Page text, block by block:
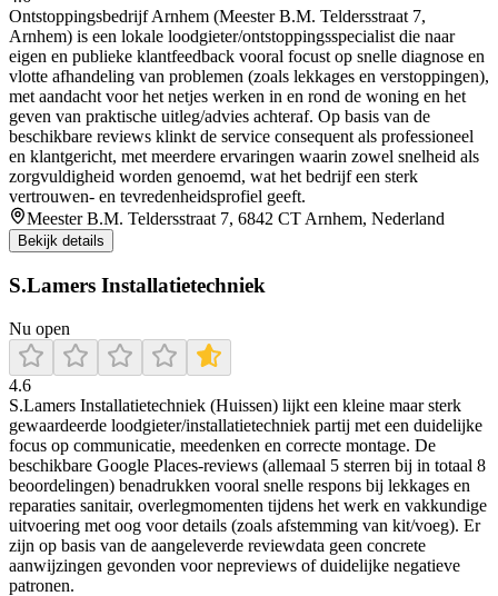
Ontstoppingsbedrijf Arnhem (Meester B.M. Teldersstraat 7,
Arnhem) is een lokale loodgieter/ontstoppingsspecialist die naar
eigen en publieke klantfeedback vooral focust op snelle diagnose en
vlotte afhandeling van problemen (zoals lekkages en verstoppingen),
met aandacht voor het netjes werken in en rond de woning en het
geven van praktische uitleg/advies achteraf. Op basis van de
beschikbare reviews klinkt de service consequent als professioneel
en klantgericht, met meerdere ervaringen waarin zowel snelheid als
zorgvuldigheid worden genoemd, wat het bedrijf een sterk
vertrouwen- en tevredenheidsprofiel geeft.
Meester B.M. Teldersstraat 7, 6842 CT Arnhem, Nederland
Bekijk details
S.Lamers Installatietechniek
Nu open
4.6
S.Lamers Installatietechniek (Huissen) lijkt een kleine maar sterk
gewaardeerde loodgieter/installatietechniek partij met een duidelijke
focus op communicatie, meedenken en correcte montage. De
beschikbare Google Places-reviews (allemaal 5 sterren bij in totaal 8
beoordelingen) benadrukken vooral snelle respons bij lekkages en
reparaties sanitair, overlegmomenten tijdens het werk en vakkundige
uitvoering met oog voor details (zoals afstemming van kit/voeg). Er
zijn op basis van de aangeleverde reviewdata geen concrete
aanwijzingen gevonden voor nepreviews of duidelijke negatieve
patronen.